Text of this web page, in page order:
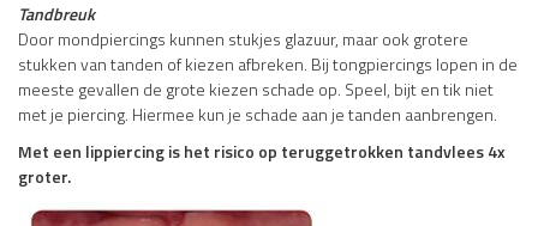
Tandbreuk
Door mondpiercings kunnen stukjes glazuur, maar ook grotere
stukken van tanden of kiezen afbreken. Bij tongpiercings lopen in de
meeste gevallen de grote kiezen schade op. Speel, bijt en tik niet
met je piercing. Hiermee kun je schade aan je tanden aanbrengen.
Met een lippiercing is het risico op teruggetrokken tandvlees 4x
groter.